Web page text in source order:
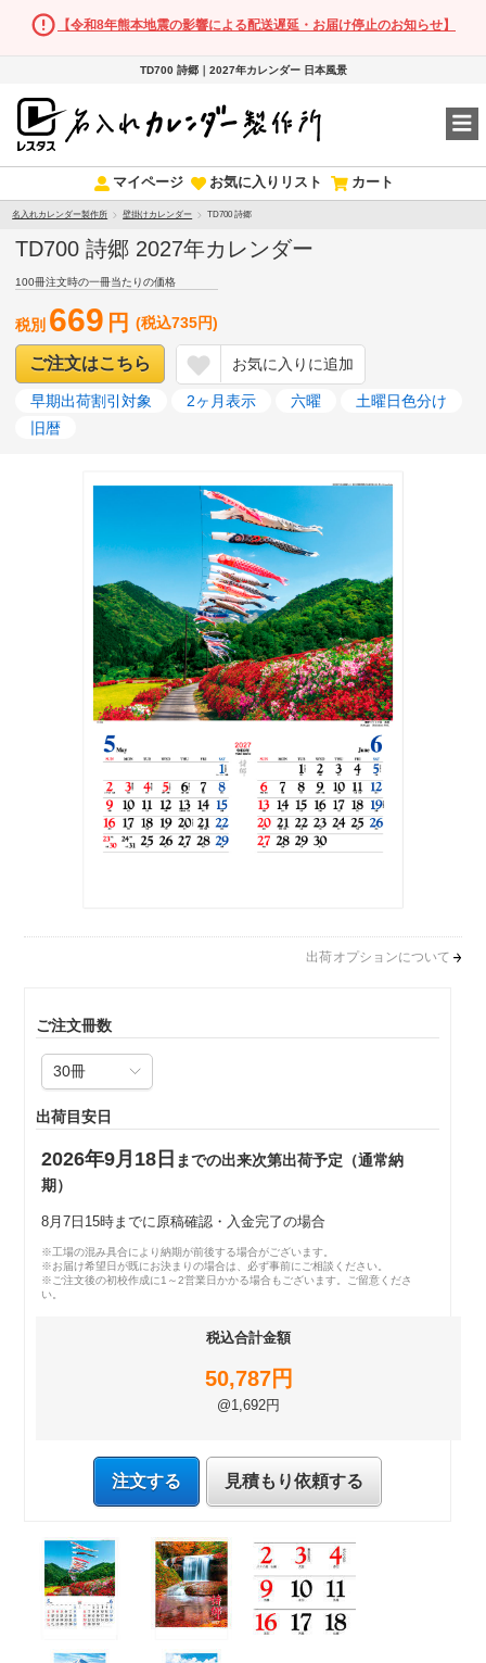
【令和8年熊本地震の影響による配送遅延・お届け停止のお知らせ】
TD700 詩郷｜2027年カレンダー 日本風景
マイページ お気に入りリスト カート
名入れカレンダー製作所 壁掛けカレンダー TD700 詩郷
TD700 詩郷 2027年カレンダー
100冊注文時の一冊当たりの価格
税別 669 円 (税込735円)
ご注文はこちら お気に入りに追加
早期出荷割引対象 2ヶ月表示 六曜
土曜日色分け
旧暦
出荷オプションについて
ご注文冊数
出荷目安日
2026年9月18日 までの出来次第出荷予定（通常納
期）
8月7日15時までに原稿確認・入金完了の場合
※工場の混み具合により納期が前後する場合がございます。
※お届け希望日が既にお決まりの場合は、必ず事前にご相談ください。
※ご注文後の初校作成に1～2営業日かかる場合もございます。ご留意くださ
い。
税込合計金額
50,787円
@1,692円
注文する 見積もり依頼する